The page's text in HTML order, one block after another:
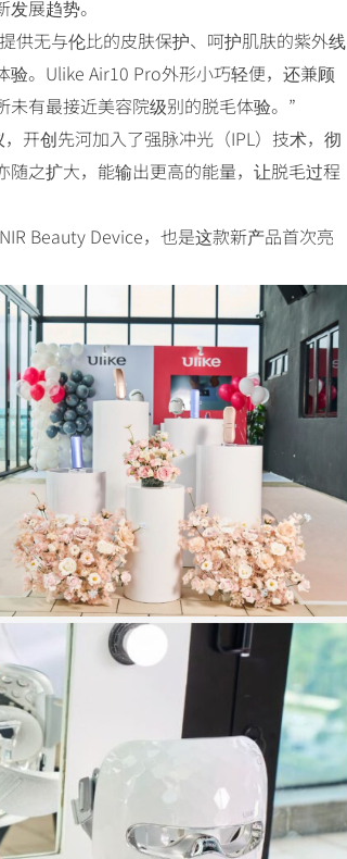
展趋势。
供无与伦比的皮肤保护、呵护肌肤的紫外线
。Ulike Air10 Pro外形小巧轻便，还兼顾
有最接近美容院级别的脱毛体验。”
开创先河加入了强脉冲光（IPL）技术，彻
之扩大，能输出更高的能量，让脱毛过程
Beauty Device，也是这款新产品首次亮